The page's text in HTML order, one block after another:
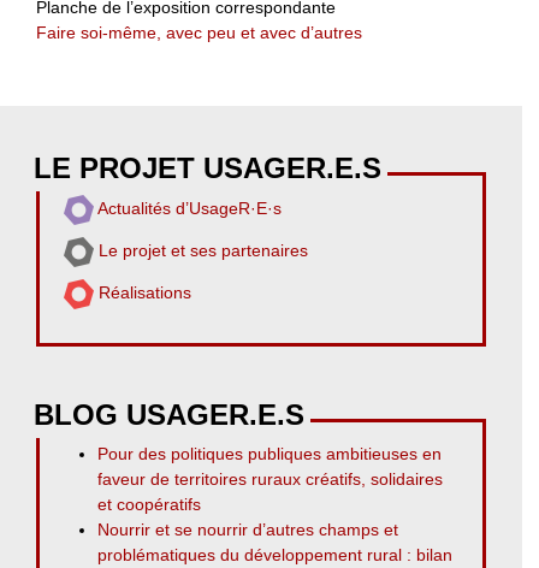
Planche de l’exposition correspondante
Faire soi-même, avec peu et avec d’autres
LE PROJET USAGER.E.S
Actualités d’UsageR·E·s
Le projet et ses partenaires
Réalisations
BLOG USAGER.E.S
Pour des politiques publiques ambitieuses en
faveur de territoires ruraux créatifs, solidaires
et coopératifs
Nourrir et se nourrir d’autres champs et
problématiques du développement rural : bilan